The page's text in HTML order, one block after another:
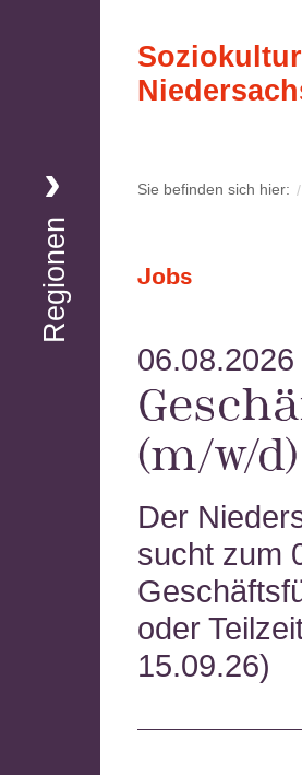
Soziokultur
Sie befinden sich hier:
Regionen
Region Nord
Region
Region
Region
Region
Jobs
(m/w/
Der
sucht zum
oder
15.09.26)